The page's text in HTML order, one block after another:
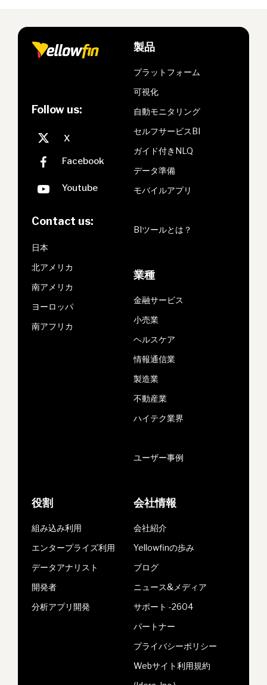
Follow us:
Contact us:
日本
北アメリカ
南アメリカ
ヨーロッパ
南アフリカ
製品
プラットフォーム
可視化
自動モニタリング
セルフサービスBI
ガイド付きNLQ
データ準備
モバイルアプリ
BIツールとは？
業種
金融サービス
小売業
ヘルスケア
情報通信業
製造業
不動産業
ハイテク業界
ユーザー事例
役割
組み込み利用
エンタープライズ利用
データアナリスト
開発者
分析アプリ開発
会社情報
会社紹介
Yellowfinの歩み
ブログ
ニュース&メディア
サポート -2604
パートナー
プライバシーポリシー
Webサイト利用規約